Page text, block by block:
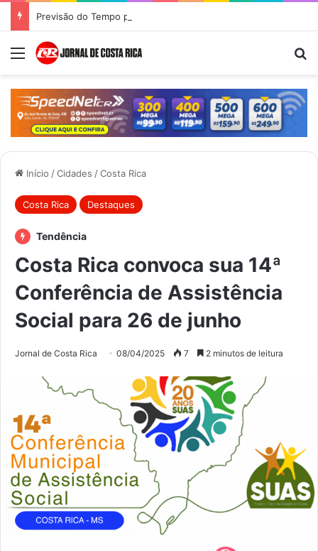
Previsão do Tempo para Costa Rica nesta quinta-feira (6)
Menu
Início /Cidades /Costa Rica
Costa Rica Destaques
Tendência
Costa Rica convoca sua 14ª
Conferência de Assistência
Social para 26 de junho
Jornal de Costa Rica 08/04/2025 7 2 minutos de leitura